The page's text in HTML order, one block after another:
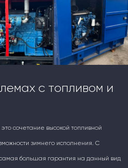
с топливом и
сочетание высокой топливной
зимнего исполнения. С
большая гарантия на данный вид